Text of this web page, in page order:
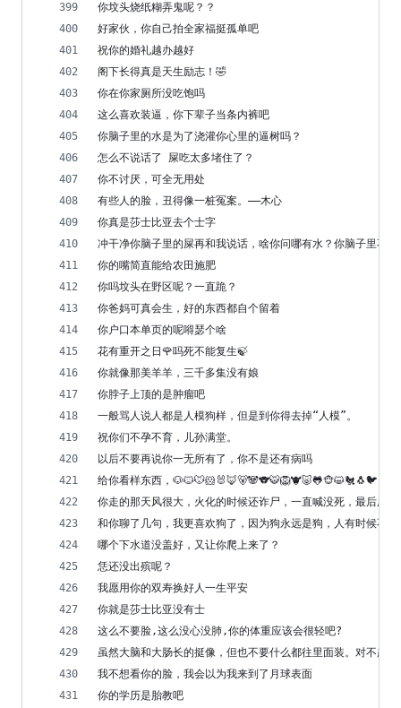
你坟头烧纸糊弄鬼呢？？
好家伙，你自己拍全家福挺孤单吧
祝你的婚礼越办越好
阁下长得真是天生励志！🤣
你在你家厕所没吃饱吗
这么喜欢装逼，你下辈子当条内裤吧
你脑子里的水是为了浇灌你心里的逼树吗？
怎么不说话了 屎吃太多堵住了？
你不讨厌，可全无用处
有些人的脸，丑得像一桩冤案。——木心
你真是莎士比亚去个士字
冲干净你脑子里的屎再和我说话，啥你问哪有水？你脑子里不有
你的嘴简直能给农田施肥
你吗坟头在野区呢？一直跪？
你爸妈可真会生，好的东西都自个留着
你户口本单页的呢嘚瑟个啥
花有重开之日🌹吗死不能复生🍃
你就像那美羊羊，三千多集没有娘
你脖子上顶的是肿瘤吧
一般骂人说人都是人模狗样，但是到你得去掉“人模”。
祝你们不孕不育，儿孙满堂。
以后不要再说你一无所有了，你不是还有病吗
给你看样东西，
你走的那天风很大，火化的时候还诈尸，一直喊没死，最后用
和你聊了几句，我更喜欢狗了，因为狗永远是狗，人有时候不
哪个下水道没盖好，又让你爬上来了？
恁还没出殡呢？
我愿用你的双寿换好人一生平安
你就是莎士比亚没有士
这么不要脸,这么没心没肺,你的体重应该会很轻吧?
虽然大脑和大肠长的挺像，但也不要什么都往里面装。对不起
我不想看你的脸，我会以为我来到了月球表面
你的学历是胎教吧